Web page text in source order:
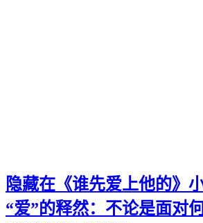
隐藏在《谁先爱上他的》
“爱”的释然：不论是面对